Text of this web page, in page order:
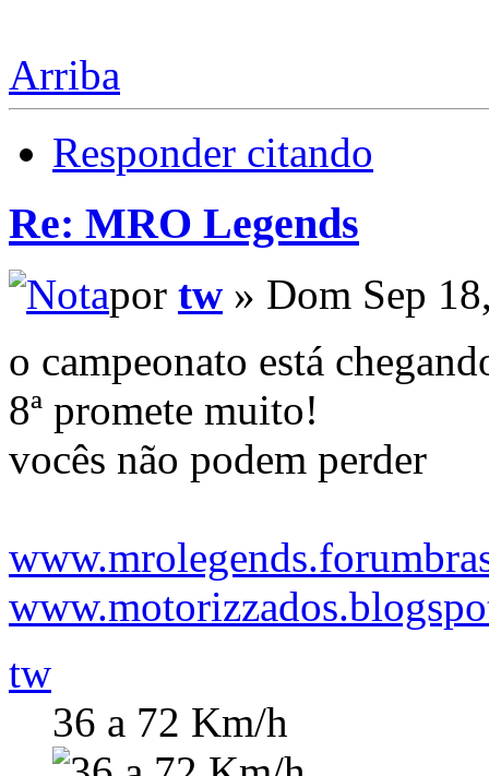
Arriba
Responder citando
Re: MRO Legends
por tw » Dom Sep
o campeonato está
8ª promete muito!
vocês não podem perder
tw
36 a 72 Km/h